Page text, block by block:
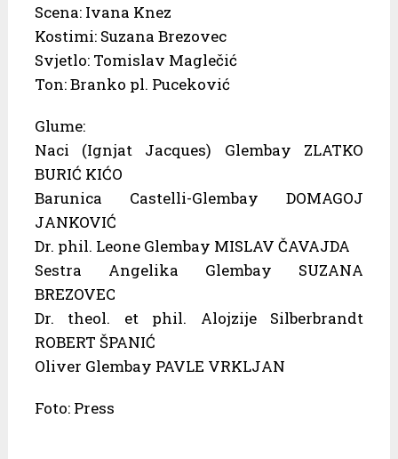
Scena: Ivana Knez
Kostimi: Suzana Brezovec
Svjetlo: Tomislav Maglečić
Ton: Branko pl. Puceković
Glume:
Naci (Ignjat Jacques) Glembay ZLATKO
BURIĆ KIĆO
Barunica Castelli-Glembay DOMAGOJ
JANKOVIĆ
Dr. phil. Leone Glembay MISLAV ČAVAJDA
Sestra Angelika Glembay SUZANA
BREZOVEC
Dr. theol. et phil. Alojzije Silberbrandt
ROBERT ŠPANIĆ
Oliver Glembay PAVLE VRKLJAN
Foto: Press